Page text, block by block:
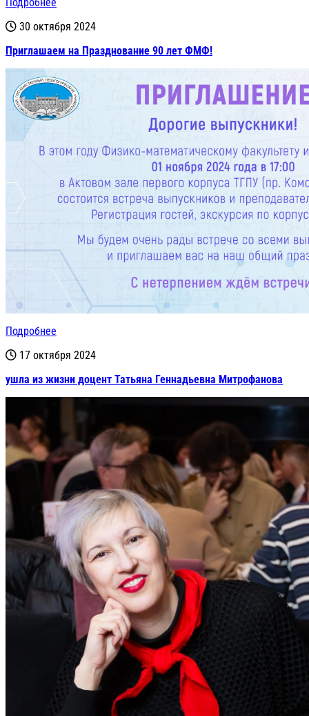
30 октября 2024
Приглашаем на Празднование 90 лет ФМФ!
Подробнее
17 октября 2024
ушла из жизни доцент Татьяна Геннадьевна Митрофанова